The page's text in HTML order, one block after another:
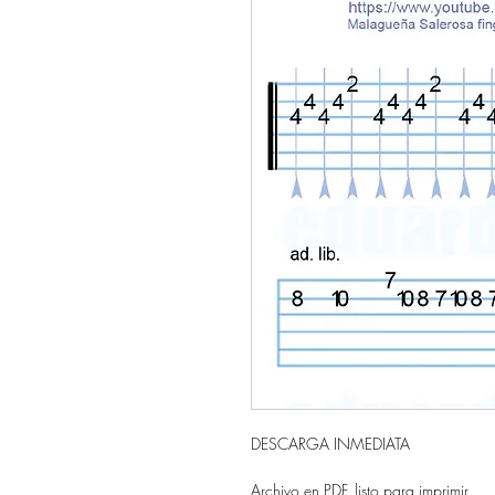
DESCARGA INMEDIATA
Archivo en PDF, listo para imprimir.